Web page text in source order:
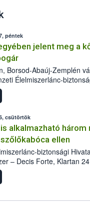
péntek
jelent meg a
Borsod-Abaúj-Zemplén
Élelmiszerlánc-
(Agrilus
színcsapdában találták
emellett az
a terjedés
csütörtök
alkalmazható három
ellen
biztonsági
– Decis Forte, Klartan
módosította, így azok a
(BBCH 91)
is legyen lehetőség a
is elérhető és